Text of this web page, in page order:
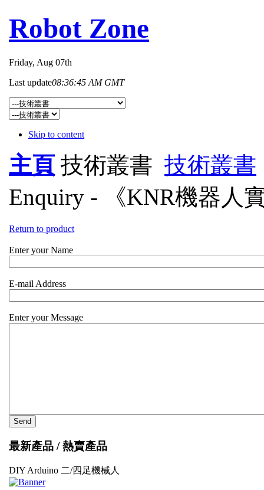
Robot Zone
Friday, Aug 07th
Last update08:36:45 AM GMT
Skip to content
主頁 技術叢書 技術叢書
Enquiry - 《KNR機器人
Return to product
Enter your Name
E-mail Address
Enter your Message
最新產品 / 熱賣產品
DIY Arduino 二/四足機械人